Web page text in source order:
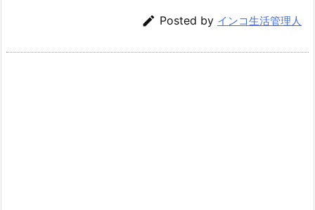
 Posted by インコ生活管理人